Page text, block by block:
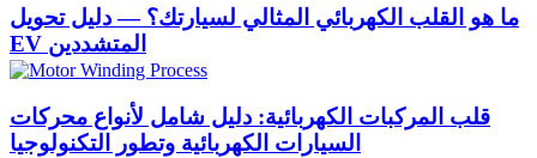
ما هو القلب الكهربائي المثالي لسيارتك؟ — دليل تحويل
EV المتشددين
قلب المركبات الكهربائية: دليل شامل لأنواع محركات
السيارات الكهربائية وتطور التكنولوجيا